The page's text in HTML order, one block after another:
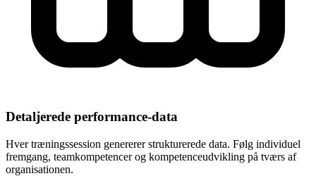
Detaljerede performance-data
Hver træningssession genererer strukturerede data. Følg individuel
fremgang, teamkompetencer og kompetenceudvikling på tværs af
organisationen.